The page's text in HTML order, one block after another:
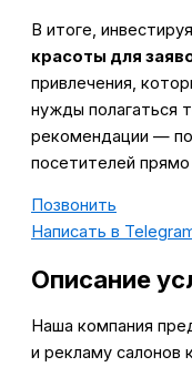
В итоге,
красоты для
привлечения,
нужды полагаться
рекомендации —
посетителей
Позвонить
Написать в
Описание
Наша компания
и рекламу салонов